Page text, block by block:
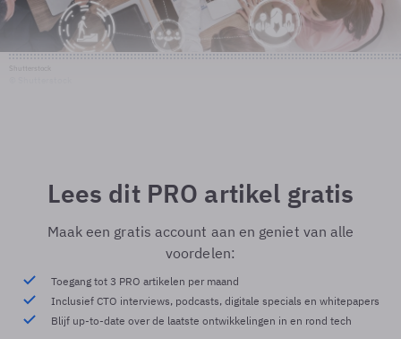
Lees dit PRO artikel gratis
Maak een gratis account aan en geniet van alle
voordelen:
Toegang tot 3 PRO artikelen per maand
Inclusief CTO interviews, podcasts, digitale specials en whitepapers
Blijf up-to-date over de laatste ontwikkelingen in en rond tech